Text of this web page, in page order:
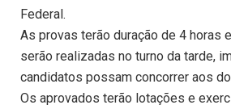
Federal.
As provas terão duração de 4 horas
serão realizadas no turno da tarde,
candidatos possam concorrer aos
Os aprovados terão lotações e